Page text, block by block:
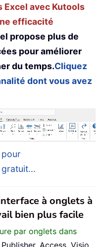
Excel avec Kutools
efficacité
propose plus de
pour améliorer
du temps.Cliquez
dont vous avez
pour
à onglets à
bien plus facile
par onglets dans